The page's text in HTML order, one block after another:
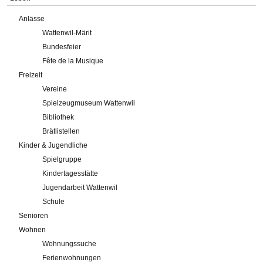
Anlässe
Wattenwil-Märit
Bundesfeier
Fête de la Musique
Freizeit
Vereine
Spielzeugmuseum Wattenwil
Bibliothek
Brätlistellen
Kinder & Jugendliche
Spielgruppe
Kindertagesstätte
Jugendarbeit Wattenwil
Schule
Senioren
Wohnen
Wohnungssuche
Ferienwohnungen